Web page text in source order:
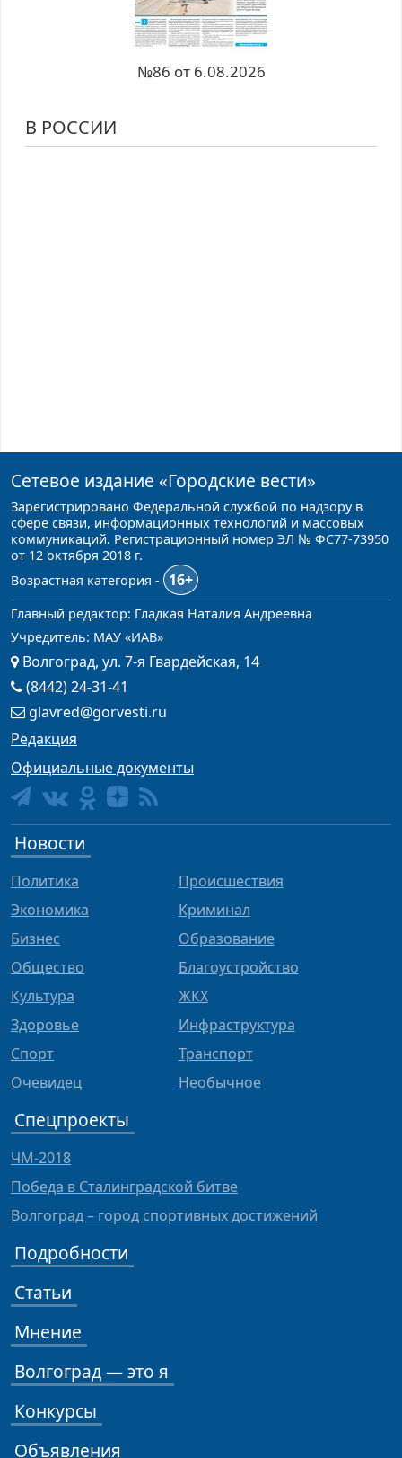
№86 от 6.08.2026
В РОССИИ
Сетевое издание «Городские вести»
Зарегистрировано Федеральной службой по надзору в
сфере связи, информационных технологий и массовых
коммуникаций. Регистрационный номер ЭЛ № ФС77-73950
от 12 октября 2018 г.
Возрастная категория -
16+
Главный редактор: Гладкая Наталия Андреевна
Учредитель: МАУ «ИАВ»
Волгоград, ул. 7-я Гвардейская, 14
(8442) 24-31-41
glavred@gorvesti.ru
Редакция
Официальные документы
Новости
Политика
Экономика
Бизнес
Общество
Культура
Здоровье
Спорт
Очевидец
Происшествия
Криминал
Образование
Благоустройство
ЖКХ
Инфраструктура
Транспорт
Необычное
Спецпроекты
ЧМ-2018
Победа в Сталинградской битве
Волгоград – город спортивных достижений
Подробности
Статьи
Мнение
Волгоград — это я
Конкурсы
Объявления